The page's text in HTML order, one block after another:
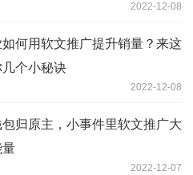
2022-12-08
何用软文推广提升销量？来这
个小秘诀
2022-12-08
归原主，小事件里软文推广大
量
2022-12-07